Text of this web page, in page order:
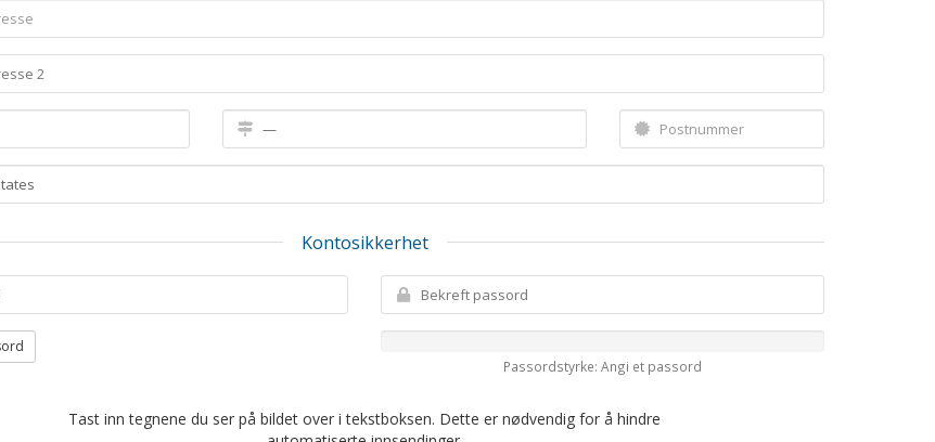
Kontosikkerhet
Passordstyrke: Angi et passord
Tast inn tegnene du ser på bildet over i tekstboksen. Dette er nødvendig for å hindre